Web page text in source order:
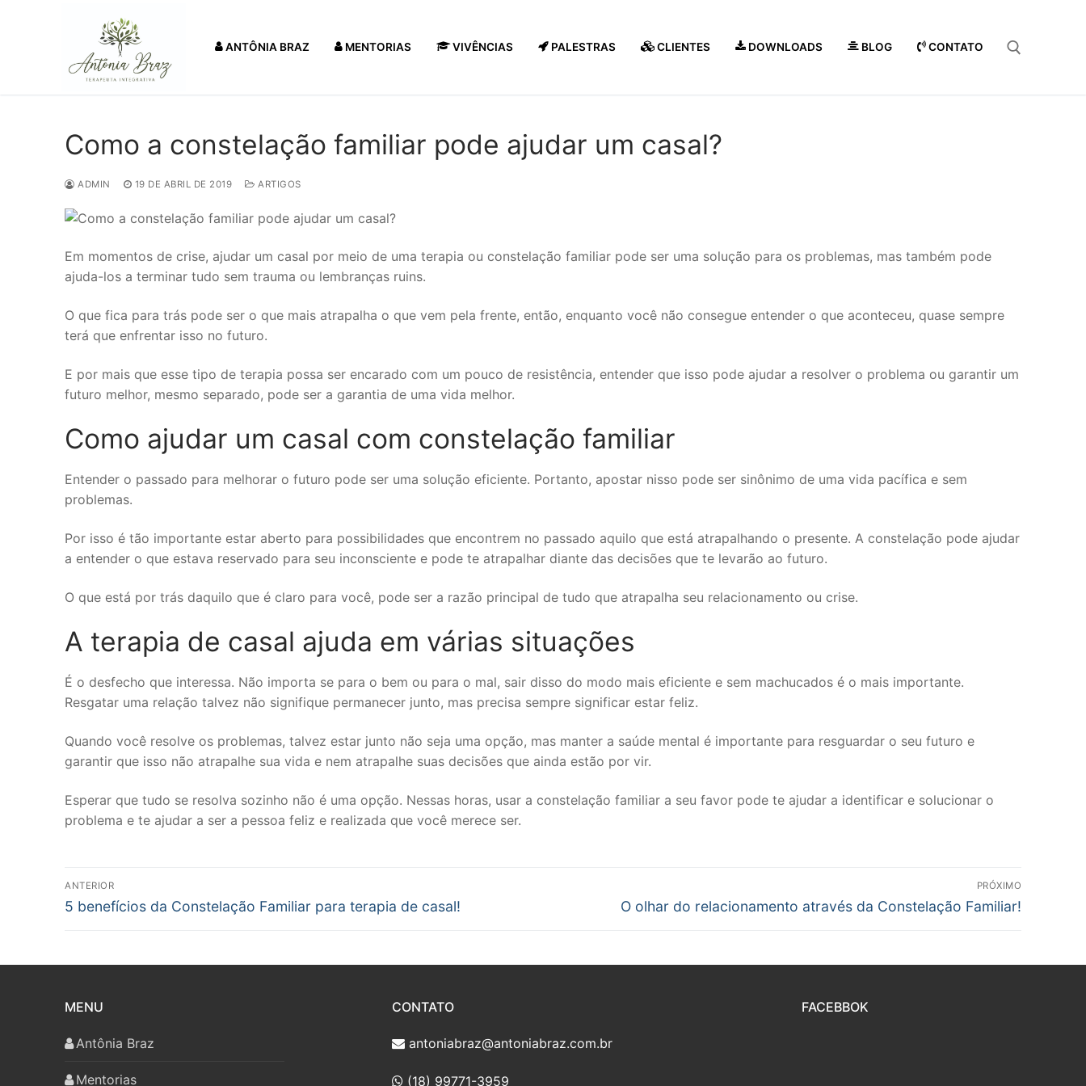
ANTÔNIA BRAZ MENTORIAS VIVÊNCIAS PALESTRAS CLIENTES DOWNLOADS BLOG CONTATO
Como a constelação familiar pode ajudar um casal?
ADMIN 19 DE ABRIL DE 2019 ARTIGOS
Em momentos de crise, ajudar um casal por meio de uma terapia ou constelação familiar pode ser uma solução para os problemas, mas também pode
ajuda-los a terminar tudo sem trauma ou lembranças ruins.
O que fica para trás pode ser o que mais atrapalha o que vem pela frente, então, enquanto você não consegue entender o que aconteceu, quase sempre
terá que enfrentar isso no futuro.
E por mais que esse tipo de terapia possa ser encarado com um pouco de resistência, entender que isso pode ajudar a resolver o problema ou garantir um
futuro melhor, mesmo separado, pode ser a garantia de uma vida melhor.
Como ajudar um casal com constelação familiar
Entender o passado para melhorar o futuro pode ser uma solução eficiente. Portanto, apostar nisso pode ser sinônimo de uma vida pacífica e sem
problemas.
Por isso é tão importante estar aberto para possibilidades que encontrem no passado aquilo que está atrapalhando o presente. A constelação pode ajudar
a entender o que estava reservado para seu inconsciente e pode te atrapalhar diante das decisões que te levarão ao futuro.
O que está por trás daquilo que é claro para você, pode ser a razão principal de tudo que atrapalha seu relacionamento ou crise.
A terapia de casal ajuda em várias situações
É o desfecho que interessa. Não importa se para o bem ou para o mal, sair disso do modo mais eficiente e sem machucados é o mais importante.
Resgatar uma relação talvez não signifique permanecer junto, mas precisa sempre significar estar feliz.
Quando você resolve os problemas, talvez estar junto não seja uma opção, mas manter a saúde mental é importante para resguardar o seu futuro e
garantir que isso não atrapalhe sua vida e nem atrapalhe suas decisões que ainda estão por vir.
Esperar que tudo se resolva sozinho não é uma opção. Nessas horas, usar a constelação familiar a seu favor pode te ajudar a identificar e solucionar o
problema e te ajudar a ser a pessoa feliz e realizada que você merece ser.
Navegação
de
ANTERIOR
Post
5 benefícios da Constelação Familiar para terapia de casal!
PRÓXIMO
Próximo
O olhar do relacionamento através da Constelação Familiar!
MENU
Antônia Braz
Mentorias
CONTATO
antoniabraz@antoniabraz.com.br
(18) 99771-3959
FACEBBOK